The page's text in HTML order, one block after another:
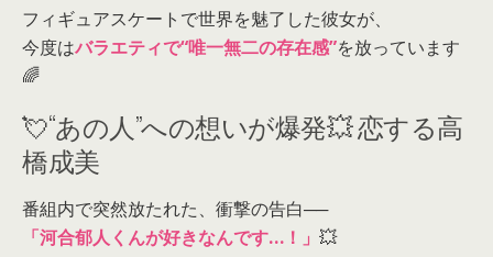
フィギュアスケートで世界を魅了した彼女が、
今度はバラエティで“唯一無二の存在感”を放っています
🌈
💘“あの人”への想いが爆発💥 恋する高
橋成美
番組内で突然放たれた、衝撃の告白──
「河合郁人くんが好きなんです…！」 💥